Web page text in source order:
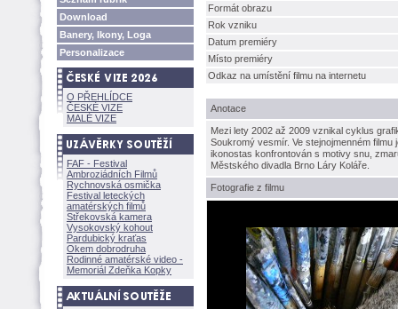
Download
Banery, Ikony, Loga
Personalizace
O PŘEHLÍDCE
ČESKÉ VIZE
MALÉ VIZE
FAF - Festival
Ambroziádních Filmů
Rychnovská osmička
Festival leteckých
amatérských filmů
Střekovská kamera
Vysokovský kohout
Pardubický kraťas
Okem dobrodruha
Rodinné amatérské video -
Memoriál Zdeňka Kopky
Formát obrazu
Rok vzniku
Datum premiéry
Místo premiéry
Odkaz na umístění filmu na internetu
Anotace
Mezi lety 2002 až 2009 vznikal cyklus
Soukromý vesmír. Ve stejnojmenném
ikonostas konfrontován s motivy snu,
Městského divadla Brno Láry Koláře.
Fotografie z filmu